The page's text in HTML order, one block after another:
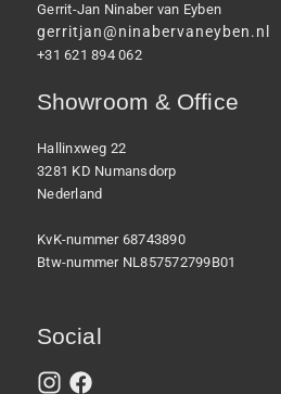
Gerrit-Jan Ninaber van Eyben
gerritjan@ninabervaneyben.nl
+31 621 894 062
Showroom & Office
Hallinxweg 22
3281 KD Numansdorp
Nederland
KvK-nummer 68743890
Btw-nummer NL857572799B01
Social